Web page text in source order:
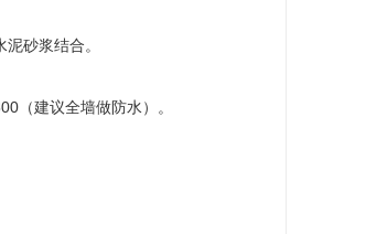
砂浆结合。
（建议全墙做防水）。